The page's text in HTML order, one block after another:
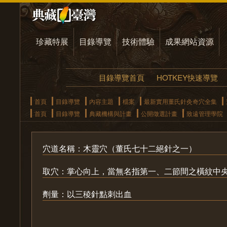
珍藏特展 目錄導覽 技術體驗 成果網站資源
目錄導覽首頁 HOTKEY快速導覽
首頁 目錄導覽 內容主題 檔案 最新實用董氏針灸奇穴全集
首頁
目錄導覽 典藏機構與計畫 公開徵選計畫 致遠管理學院
穴道名稱：木靈穴（董氏七十二絕針之一）
取穴：掌心向上，當無名指第一、二節間之橫紋中
劑量：以三稜針點刺出血